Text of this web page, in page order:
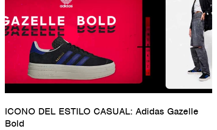
ICONO DEL ESTILO CASUAL: Adidas Gazelle
Bold